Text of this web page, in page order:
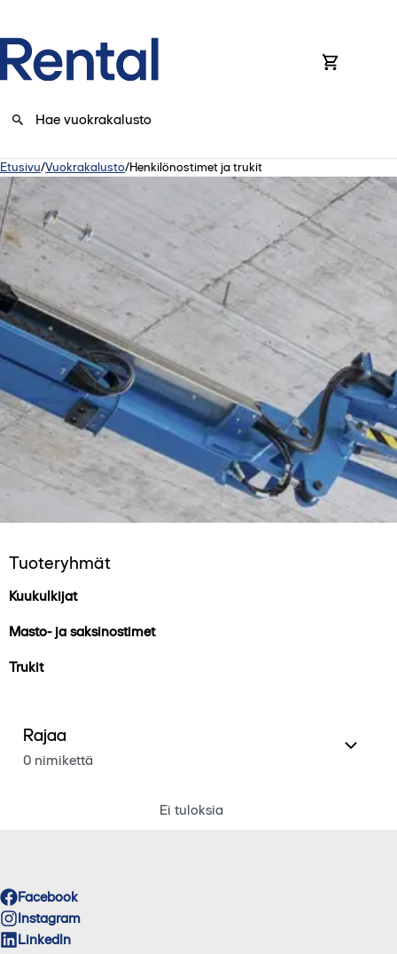
Etusivu/Vuokrakalusto/Henkilönostimet ja trukit
Tuoteryhmät
Kuukulkijat
Masto- ja saksinostimet
Trukit
Rajaa
0 nimikettä
Ei tuloksia
Facebook
Instagram
LinkedIn